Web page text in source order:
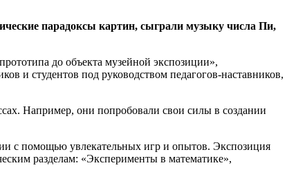
парадоксы картин, сыграли музыку числа Пи,
до объекта музейной экспозиции»,
и студентов под руководством педагогов-наставников,
Например, они попробовали свои силы в создании
с помощью увлекательных игр и опытов. Экспозиция
разделам: «Эксперименты в математике»,